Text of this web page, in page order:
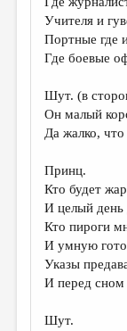
Учителя и
Портные где
Где боевые
Шут. (в
Он малый
Да жалко, что
Принц.
Кто будет
И целый день
Кто пироги
И умную
Указы
И перед сном
Шут.